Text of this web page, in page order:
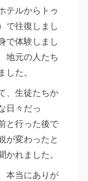
テルからトゥ
で往復しまし
で体験しまし
地元の人たち
た。
、生徒たちか
日々だっ
と行った後で
が変わったと
れました。
本当にありが